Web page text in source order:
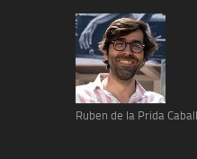
Ruben de la Prida